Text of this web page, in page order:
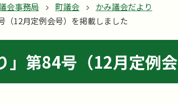
会事務局 町議会
かみ議会だより
（12月定例会号）を掲載しました
」第84号（12月定例